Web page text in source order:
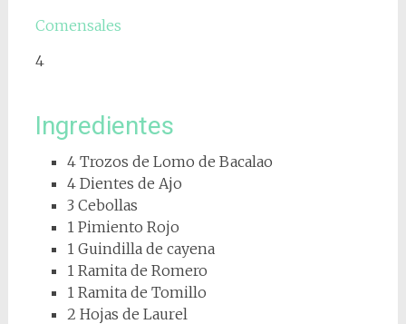
Comensales
4
Ingredientes
4 Trozos de Lomo de Bacalao
4 Dientes de Ajo
3 Cebollas
1 Pimiento Rojo
1 Guindilla de cayena
1 Ramita de Romero
1 Ramita de Tomillo
2 Hojas de Laurel